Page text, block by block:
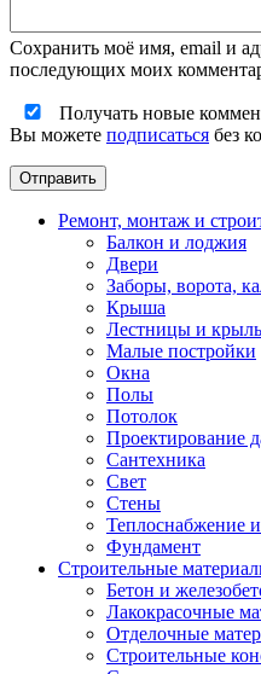
Сохранить моё имя, email и
последующих моих
Получать новые
Вы можете подписаться без
Ремонт, монтаж и
Балкон и лоджия
Двери
Заборы, ворота,
Крыша
Лестницы и
Малые постройки
Окна
Полы
Потолок
Проектирование
Сантехника
Свет
Стены
Теплоснабжение
Фундамент
Строительные
Бетон и
Лакокрасочные
Отделочные
Строительные